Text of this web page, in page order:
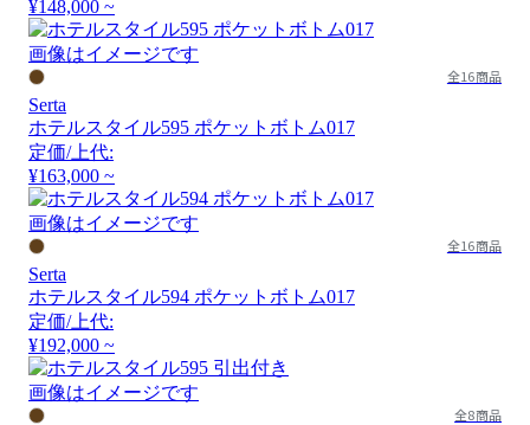
¥148,000 ~
画像はイメージです
全16商品
Serta
ホテルスタイル595 ポケットボトム017
定価/上代:
¥163,000 ~
画像はイメージです
全16商品
Serta
ホテルスタイル594 ポケットボトム017
定価/上代:
¥192,000 ~
画像はイメージです
全8商品